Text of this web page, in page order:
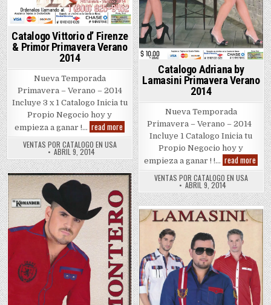
Catalogo Vittorio d’ Firenze
& Primor Primavera Verano
2014
Nueva Temporada
Primavera – Verano – 2014
Incluye 3 x 1 Catalogo Inicia tu
Propio Negocio hoy y
empieza a ganar !… read more Catalogo
Vittorio
d’
Firenze
&
Primor
Primavera
Verano
2014
VENTAS POR CATALOGO EN USA
ABRIL 9, 2014
Catalogo Adriana by
Lamasini Primavera Verano
2014
Nueva Temporada
Primavera – Verano – 2014
Incluye 1 Catalogo Inicia tu
Propio Negocio hoy y
empieza a ganar ! !… read more
by
2014
VENTAS POR CATALOGO EN USA
ABRIL 9, 2014
Posted
in